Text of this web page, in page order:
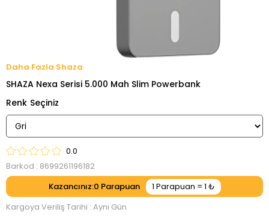
Shaza
SHAZA Nexa Serisi 5.000 Mah Slim Powerbank
Renk
0.0
Barkod : 8699261196182
Kazancınız:0
Kargoya Veriliş Tarihi : Aynı Gün